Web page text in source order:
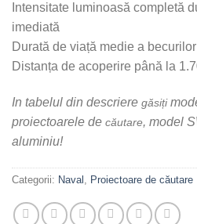
Intensitate luminoasă completă
imediată
Durată de viață medie a
Distanța de acoperire până la
In tabelul din descriere găsiți
proiectoarele de căutare, model
aluminiu!
Categorii: Naval Proiectoare de căutare